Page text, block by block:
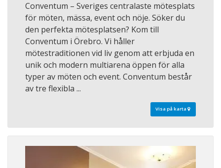
Conventum – Sveriges centralaste mötesplats
för möten, mässa, event och nöje. Söker du
den perfekta mötesplatsen? Kom till
Conventum i Örebro. Vi håller
mötestraditionen vid liv genom att erbjuda en
unik och modern multiarena öppen för alla
typer av möten och event. Conventum består
av tre flexibla ...
Visa på karta